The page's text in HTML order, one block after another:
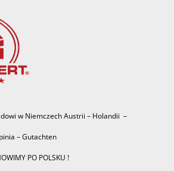
w Niemczech Austrii – Holandii –
– Gutachten
PO POLSKU !